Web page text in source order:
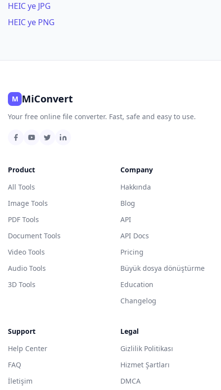
HEIC ye JPG
HEIC ye PNG
M MiConvert
Your free online file converter. Fast, safe and easy to use.
Product
All Tools
Image Tools
PDF Tools
Document Tools
Video Tools
Audio Tools
3D Tools
Company
Hakkında
Blog
API
API Docs
Pricing
Büyük dosya dönüştürme
Education
Changelog
Support
Help Center
FAQ
İletişim
Legal
Gizlilik Politikası
Hizmet Şartları
DMCA